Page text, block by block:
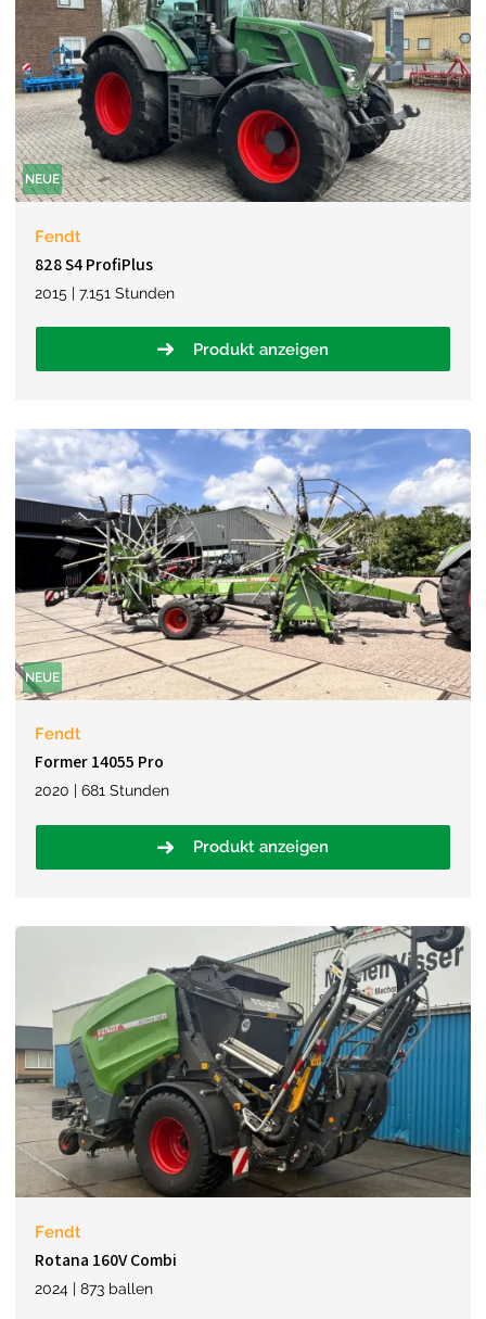
NEUE
Fendt
828 S4 ProfiPlus
2015 | 7.151 Stunden
Produkt anzeigen
NEUE
Fendt
Former 14055 Pro
2020 | 681 Stunden
Produkt anzeigen
Fendt
Rotana 160V Combi
2024 | 873 ballen